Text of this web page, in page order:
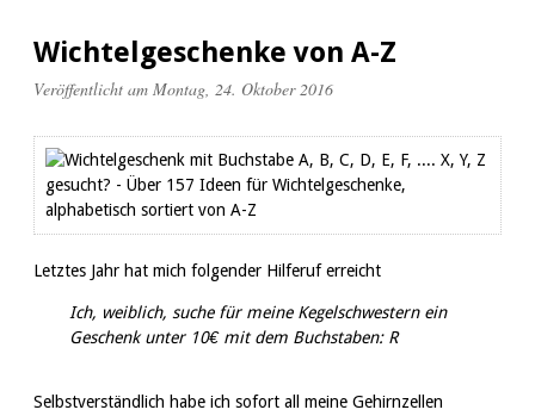
Wichtelgeschenke von A-Z
Veröffentlicht am Montag, 24. Oktober 2016
Letztes Jahr hat mich folgender Hilferuf erreicht
Ich, weiblich, suche für meine Kegelschwestern ein
Geschenk unter 10€ mit dem Buchstaben: R
Selbstverständlich habe ich sofort all meine Gehirnzellen